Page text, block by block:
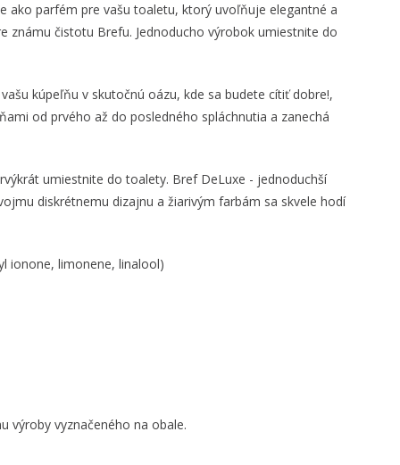
ako parfém pre vašu toaletu, ktorý uvoľňuje elegantné a
čistotu Brefu. Jednoducho výrobok umiestnite do
vašu kúpeľňu v skutočnú oázu, kde sa budete cítiť dobre!,
od prvého až do posledného spláchnutia a zanechá
umiestnite do toalety. Bref DeLuxe - jednoduchší
diskrétnemu dizajnu a žiarivým farbám sa skvele hodí
ionone, limonene, linalool)
výroby vyznačeného na obale.